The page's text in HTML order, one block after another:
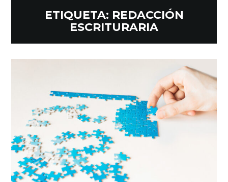
ETIQUETA: REDACCIÓN
ESCRITURARIA